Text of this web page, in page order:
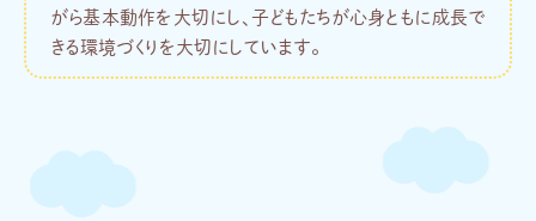
がら基本動作を大切にし、子どもたちが心身ともに成長で
きる環境づくりを大切にしています。